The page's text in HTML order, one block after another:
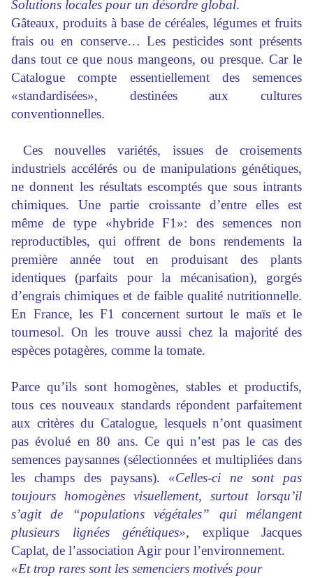
Solutions locales pour un désordre global.
Gâteaux, produits à base de céréales, légumes et fruits
frais ou en conserve… Les pesticides sont présents
dans tout ce que nous mangeons, ou presque. Car le
Catalogue compte essentiellement des semences
«standardisées», destinées aux cultures
conventionnelles.
Ces nouvelles variétés, issues de croisements
industriels accélérés ou de manipulations génétiques,
ne donnent les résultats escomptés que sous intrants
chimiques. Une partie croissante d’entre elles est
même de type «hybride F1»: des semences non
reproductibles, qui offrent de bons rendements la
première année tout en produisant des plants
identiques (parfaits pour la mécanisation), gorgés
d’engrais chimiques et de faible qualité nutritionnelle.
En France, les F1 concernent surtout le maïs et le
tournesol. On les trouve aussi chez la majorité des
espèces potagères, comme la tomate.
Parce qu’ils sont homogènes, stables et productifs,
tous ces nouveaux standards répondent parfaitement
aux critères du Catalogue, lesquels n’ont quasiment
pas évolué en 80 ans. Ce qui n’est pas le cas des
semences paysannes (sélectionnées et multipliées dans
les champs des paysans). «Celles-ci ne sont pas
toujours homogènes visuellement, surtout lorsqu’il
s’agit de “populations végétales” qui mélangent
plusieurs lignées génétiques», explique Jacques
Caplat, de l’association Agir pour l’environnement.
«Et trop rares sont les semenciers motivés pour